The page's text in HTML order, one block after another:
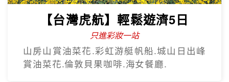
【台灣虎航】輕鬆遊濟5日
只進彩妝一站
山房山賞油菜花.彩虹游艇帆船.城山日出峰
賞油菜花.倫敦貝果咖啡.海女餐廳.